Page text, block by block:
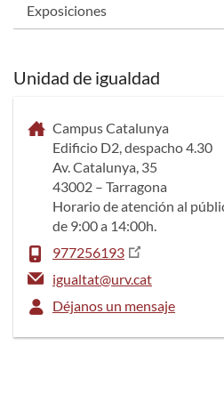
Exposiciones
Unidad de igualdad
Campus Catalunya
Edificio D2, despacho 4.30
Av. Catalunya, 35
43002 – Tarragona
Horario de atención al
de 9:00 a 14:00h.
977256193
igualtat@urv.cat
Déjanos un mensaje